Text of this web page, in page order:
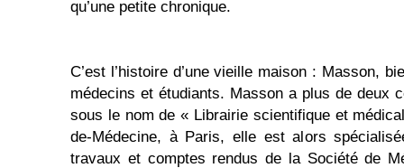
qu’une petite chronique.
C’est l’histoire d’une vieille maison : Masson,
médecins et étudiants. Masson a plus de deux
sous le nom de « Librairie scientifique et
de-Médecine, à Paris, elle est alors
travaux et comptes rendus de la Société de